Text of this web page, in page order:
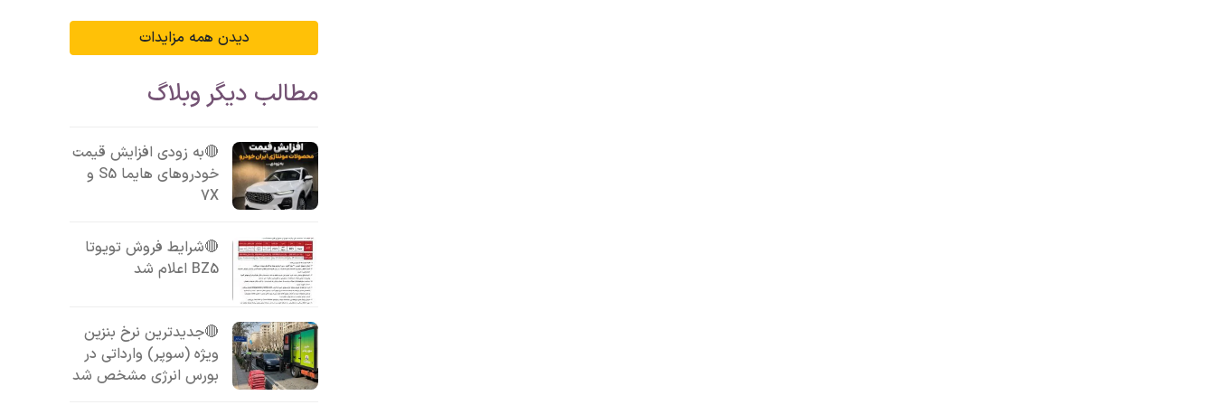
دیدن همه مزایدات
مطالب دیگر وبلاگ
🔴به زودی افزایش قیمت
خودروهای هایما S5 و
7X
🔴شرایط فروش تویوتا
BZ5 اعلام شد
🔴جدیدترین نرخ بنزین
ویژه (سوپر) وارداتی در
بورس انرژی مشخص شد